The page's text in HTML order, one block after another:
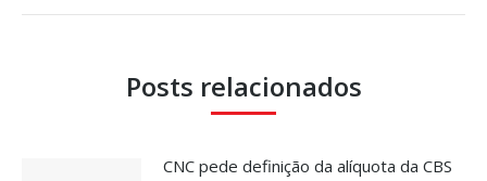
Posts relacionados
CNC pede definição da alíquota da CBS